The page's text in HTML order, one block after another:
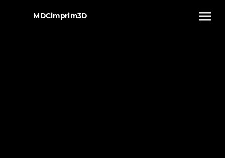
MDCimprim3D